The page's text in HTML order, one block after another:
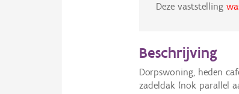
Deze vaststelling
Beschrijving
Dorpswoning, heden
zadeldak (nok parallel